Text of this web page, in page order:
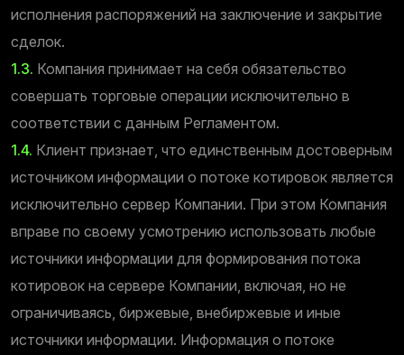
исполнения распоряжений на заключение и закрытие
сделок.
1.3. Компания принимает на себя обязательство
совершать торговые операции исключительно в
соответствии с данным Регламентом.
1.4. Клиент признает, что единственным достоверным
источником информации о потоке котировок является
исключительно сервер Компании. При этом Компания
вправе по своему усмотрению использовать любые
источники информации для формирования потока
котировок на сервере Компании, включая, но не
ограничиваясь, биржевые, внебиржевые и иные
источники информации. Информация о потоке